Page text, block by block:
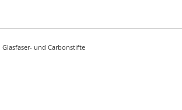
Glasfaser- und Carbonstifte